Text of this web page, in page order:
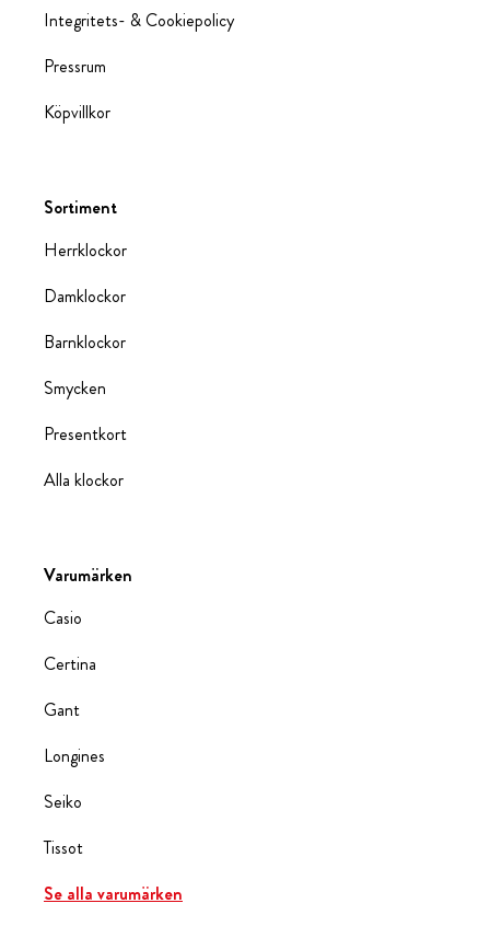
Integritets- & Cookiepolicy
Pressrum
Köpvillkor
Sortiment
Herrklockor
Damklockor
Barnklockor
Smycken
Presentkort
Alla klockor
Varumärken
Casio
Certina
Gant
Longines
Seiko
Tissot
Se alla varumärken